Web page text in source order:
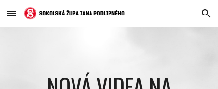
Skip to main content Skip to navigation